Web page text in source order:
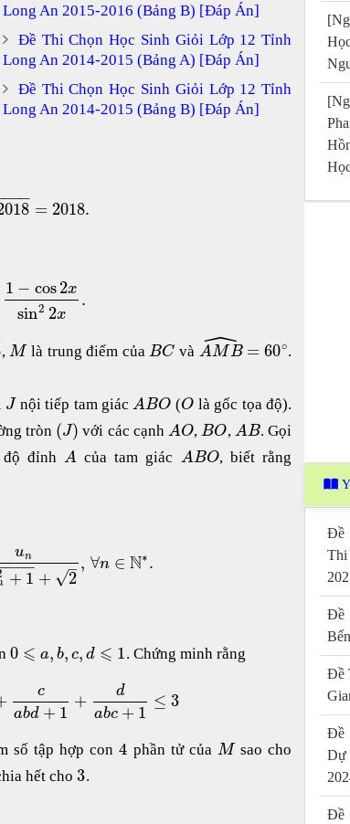
Long An 2015-2016 (Bảng B) [Đáp Án]
Đề Thi Chọn Học Sinh Giỏi Lớp 12 Tỉnh
Long An 2014-2015 (Bảng A) [Đáp Án]
Đề Thi Chọn Học Sinh Giỏi Lớp 12 Tỉnh
Long An 2014-2015 (Bảng B) [Đáp Án]
−
−−
= 2018.
1 − cos 2x
sin2 2x
.
, Mlà trung điểm của BC và AMB
ˆ = 60∘.
Jnội tiếp tam giác ABO (O là gốc tọa độ).
tròn (J) với các cạnh AO, BO, AB. Gọi
đỉnh A của tam giác ABO, biết rằng
un
+ 1
−
−−
+ 2
–
√
, ∀n ∈ N∗.
0 ⩽ a, b, c, d ⩽ 1. Chứng minh rằng
c
abd + 1
+
d
abc + 1
≤ 3
số tập hợp con4 phần tử của Msao cho
hết cho3.
Đề
Đề
Đề
Đề
Đề